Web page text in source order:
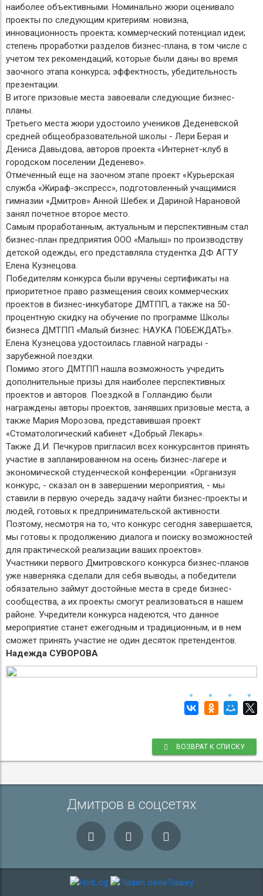
наиболее объективными. Номинально жюри оценивало
проекты по следующим критериям: новизна,
инновационность проекта; коммерческий потенциал идеи;
степень проработки разделов бизнес-плана, в том числе с
учетом тех рекомендаций, которые были даны во время
заочного этапа конкурса; эффектность, убедительность
презентации.
В итоге призовые места завоевали следующие бизнес-
планы.
Третьего места жюри удостоило учеников Деденевской
средней общеобразовательной школы - Лери Берая и
Дениса Давыдова, авторов проекта «Интернет-клуб в
городском поселении Деденево».
Отмеченный еще на заочном этапе проект «Курьерская
служба «Жираф-экспресс», подготовленный учащимися
гимназии «Дмитров» Анной Шебек и Дариной Нарановой
занял почетное второе место.
Самым проработанным, актуальным и перспективным стал
бизнес-план предприятия ООО «Малыш» по производству
детской одежды, его представляла студентка ДФ АГТУ
Елена Кузнецова.
Победителям конкурса были вручены сертификаты на
приоритетное право размещения своих коммерческих
проектов в бизнес-инкубаторе ДМТПП, а также на 50-
процентную скидку на обучение по программе Школы
бизнеса ДМТПП «Малый бизнес: НАУКА ПОБЕЖДАТЬ».
Елена Кузнецова удостоилась главной награды -
зарубежной поездки.
Помимо этого ДМТПП нашла возможность учредить
дополнительные призы для наиболее перспективных
проектов и авторов. Поездкой в Голландию были
награждены авторы проектов, занявших призовые места, а
также Мария Морозова, представившая проект
«Стоматологический кабинет «Добрый Лекарь».
Также Д.И. Печкуров пригласил всех конкурсантов принять
участие в запланированном на осень бизнес-лагере и
экономической студенческой конференции. «Организуя
конкурс, - сказал он в завершении мероприятия, - мы
ставили в первую очередь задачу найти бизнес-проекты и
людей, готовых к предпринимательской активности.
Поэтому, несмотря на то, что конкурс сегодня завершается,
мы готовы к продолжению диалога и поиску возможностей
для практической реализации ваших проектов».
Участники первого Дмитровского конкурса бизнес-планов
уже наверняка сделали для себя выводы, а победители
обязательно займут достойные места в среде бизнес-
сообщества, а их проекты смогут реализоваться в нашем
районе. Учредители конкурса надеются, что данное
мероприятие станет ежегодным и традиционным, и в нем
сможет принять участие не один десяток претендентов.
Надежда СУВОРОВА
ВОЗВРАТ К СПИСКУ
Дмитров в соцсетях